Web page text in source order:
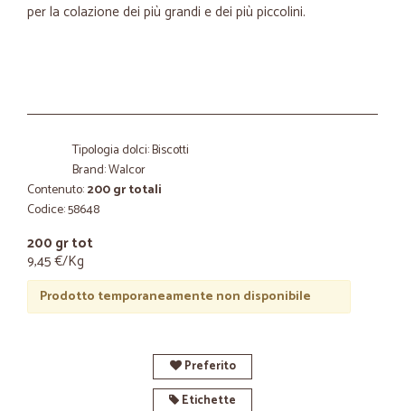
per la colazione dei più grandi e dei più piccolini.
Tipologia dolci: Biscotti
Brand: Walcor
Contenuto:200 gr totali
Codice: 58648
200 gr tot
9,45 €/Kg
Prodotto temporaneamente non disponibile
Preferito
Etichette